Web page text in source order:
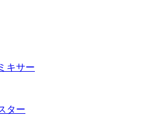
キサー
ター